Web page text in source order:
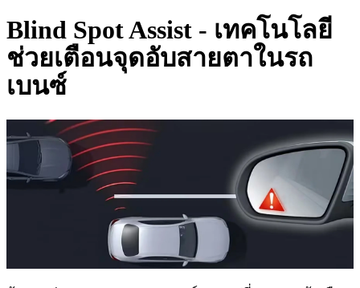
Blind Spot Assist - เทคโนโลยี
ช่วยเตือนจุดอับสายตาในรถ
เบนซ์